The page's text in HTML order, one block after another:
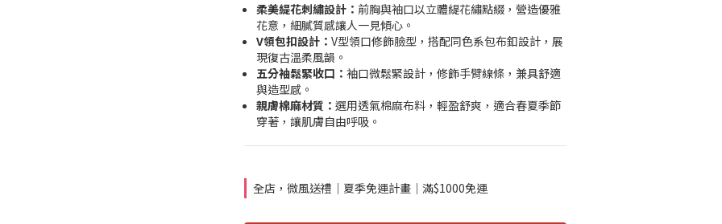
柔美緹花刺繡設計： 前胸與袖口以立體緹花繡點綴，營造優雅
花意，細膩質感讓人一見傾心。
V領包扣設計： V型領口修飾臉型，搭配同色系包布釦設計，展
現復古溫柔風韻。
五分袖鬆緊收口： 袖口微鬆緊設計，修飾手臂線條，兼具舒適
與造型感。
親膚棉麻材質： 選用透氣棉麻布料，輕盈舒爽，適合春夏季節
穿著，讓肌膚自由呼吸。
全店，微風送禮｜夏季免運計畫｜滿$1000免運